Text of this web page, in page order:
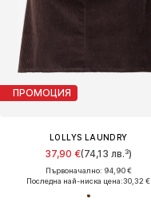
ПРОМОЦИЯ
LOLLYS LAUNDRY
37,90 €(74,13 лв.³)
Първоначално: 94,90 €
Последна най-ниска цена:30,32 €